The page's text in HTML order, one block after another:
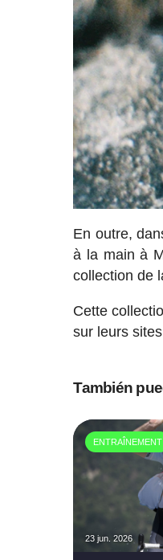
En outre,
à la main à
collection de
Cette
sur leurs
También
ENTRAÎNEMENT
23 jun. 2026